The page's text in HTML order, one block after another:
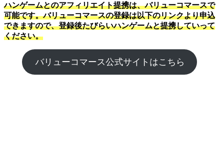
ハンゲームとのアフィリエイト提携は、バリューコマースで
可能です。バリューコマースの登録は以下のリンクより申込
できますので、登録後たびらいハンゲームと提携していって
ください。
バリューコマース公式サイトはこちら